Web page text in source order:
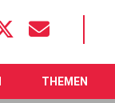
THEMEN